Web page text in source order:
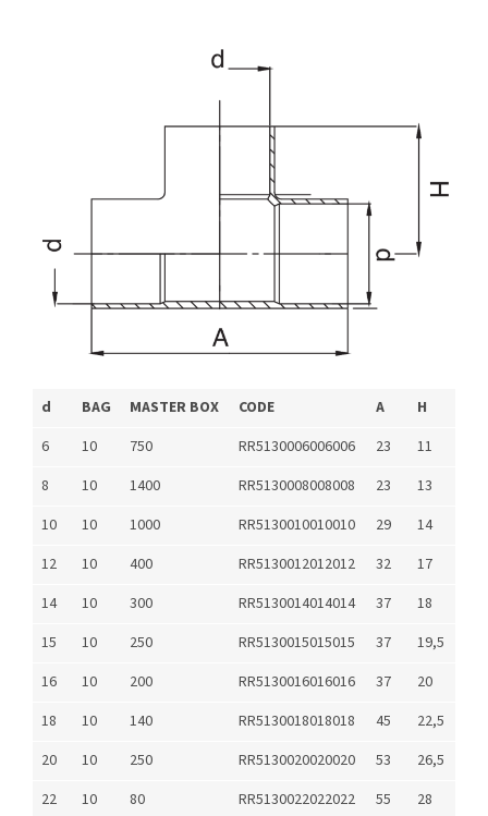
d BAG MASTER BOX CODE A
H
6
10 750 RR5130006006006 23
11
8
10 1400 RR5130008008008 23
13
10
10 1000 RR5130010010010 29
14
12
10 400 RR5130012012012 32
17
14
10 300 RR5130014014014 37
18
15
10 250 RR5130015015015 37
19,5
16
10 200 RR5130016016016 37
20
18
10 140 RR5130018018018 45
22,5
20
10 250 RR5130020020020 53
26,5
22
10 80 RR5130022022022 55
28